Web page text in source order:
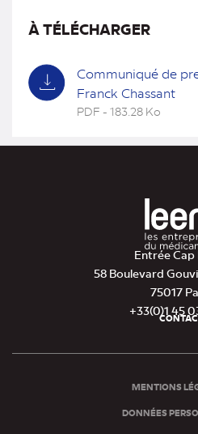
À TÉLÉCHARGER
Communiqué de
Franck Chassant
PDF - 183.28 Ko
onglet)
Entrée
58 Boulevard
75017
+33(0)1 45
de
MENTIONS
DONNÉES